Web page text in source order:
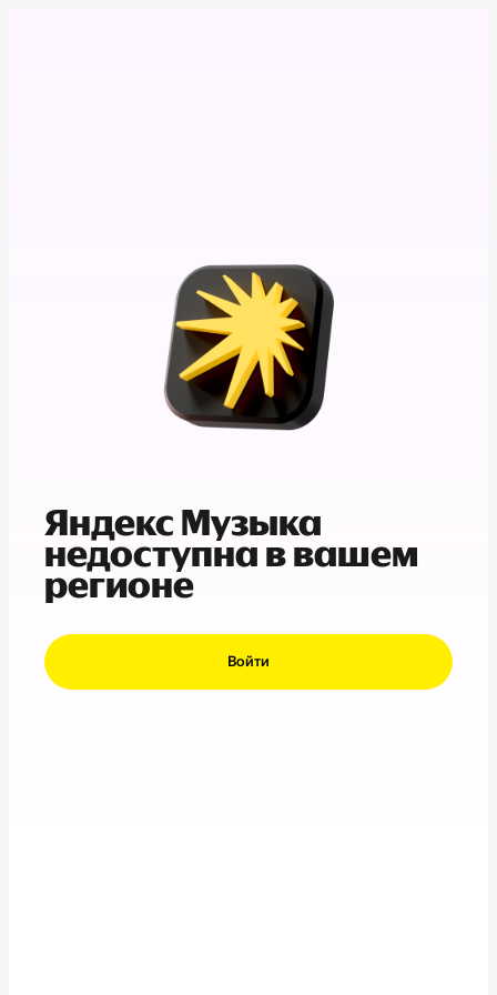
Яндекс Музыка
недоступна в вашем
регионе
Войти